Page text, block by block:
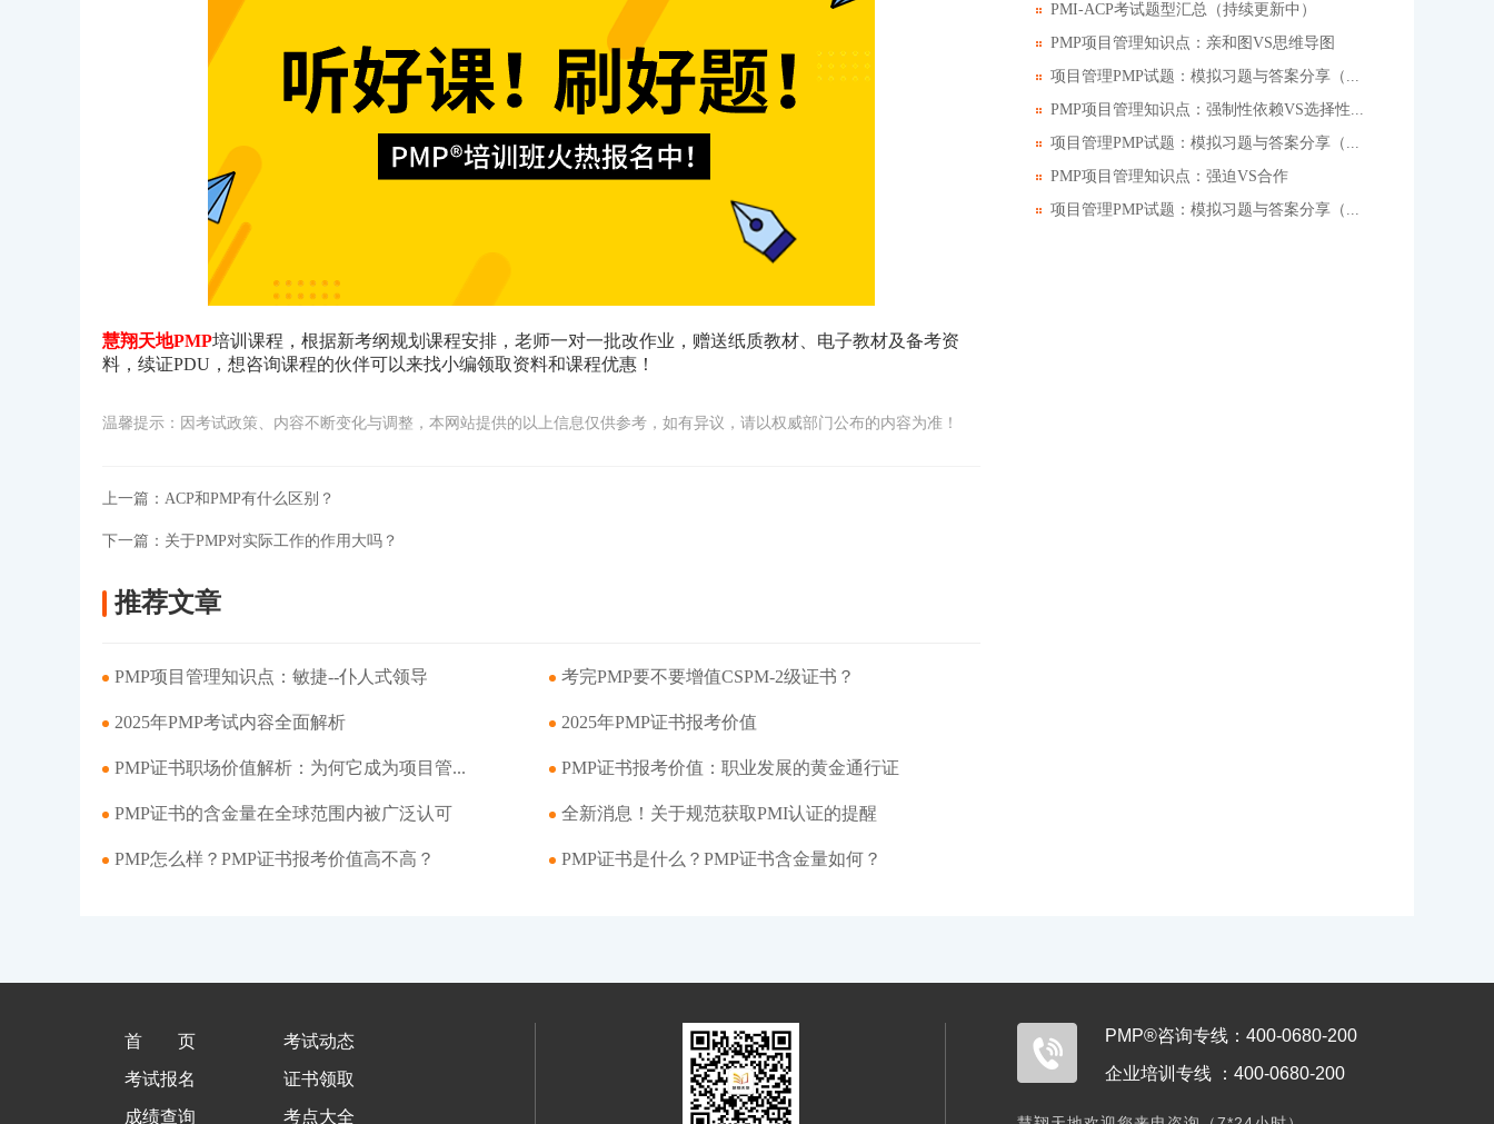
慧翔天地PMP培训课程，根据新考纲规划课程安排，老师一对一批改作业，赠送纸质教材、电子教材及备考资
料，续证PDU，想咨询课程的伙伴可以来找小编领取资料和课程优惠！
温馨提示：因考试政策、内容不断变化与调整，本网站提供的以上信息仅供参考，如有异议，请以权威部门公布的内容为准！
上一篇： ACP和PMP有什么区别？
下一篇： 关于PMP对实际工作的作用大吗？
推荐文章
PMP项目管理知识点：敏捷--仆人式领导 考完PMP要不要增值CSPM-2级证书？
2025年PMP考试内容全面解析 ​2025年PMP证书报考价值
PMP证书职场价值解析：为何它成为项目管... PMP证书报考价值：职业发展的黄金通行证
PMP证书的含金量在全球范围内被广泛认可 ​全新消息！关于规范获取PMI认证的提醒
PMP怎么样？PMP证书报考价值高不高？ PMP证书是什么？PMP证书含金量如何？
PMI-ACP考试题型汇总（持续更新中）
PMP项目管理知识点：亲和图VS思维导图
项目管理PMP试题：模拟习题与答案分享（...
PMP项目管理知识点：强制性依赖VS选择性...
项目管理PMP试题：模拟习题与答案分享（...
PMP项目管理知识点：强迫VS合作
项目管理PMP试题：模拟习题与答案分享（...
首页
考试动态
考试报名
证书领取
成绩查询
考点大全
PMP®咨询专线：400-0680-200
企业培训专线 ：400-0680-200